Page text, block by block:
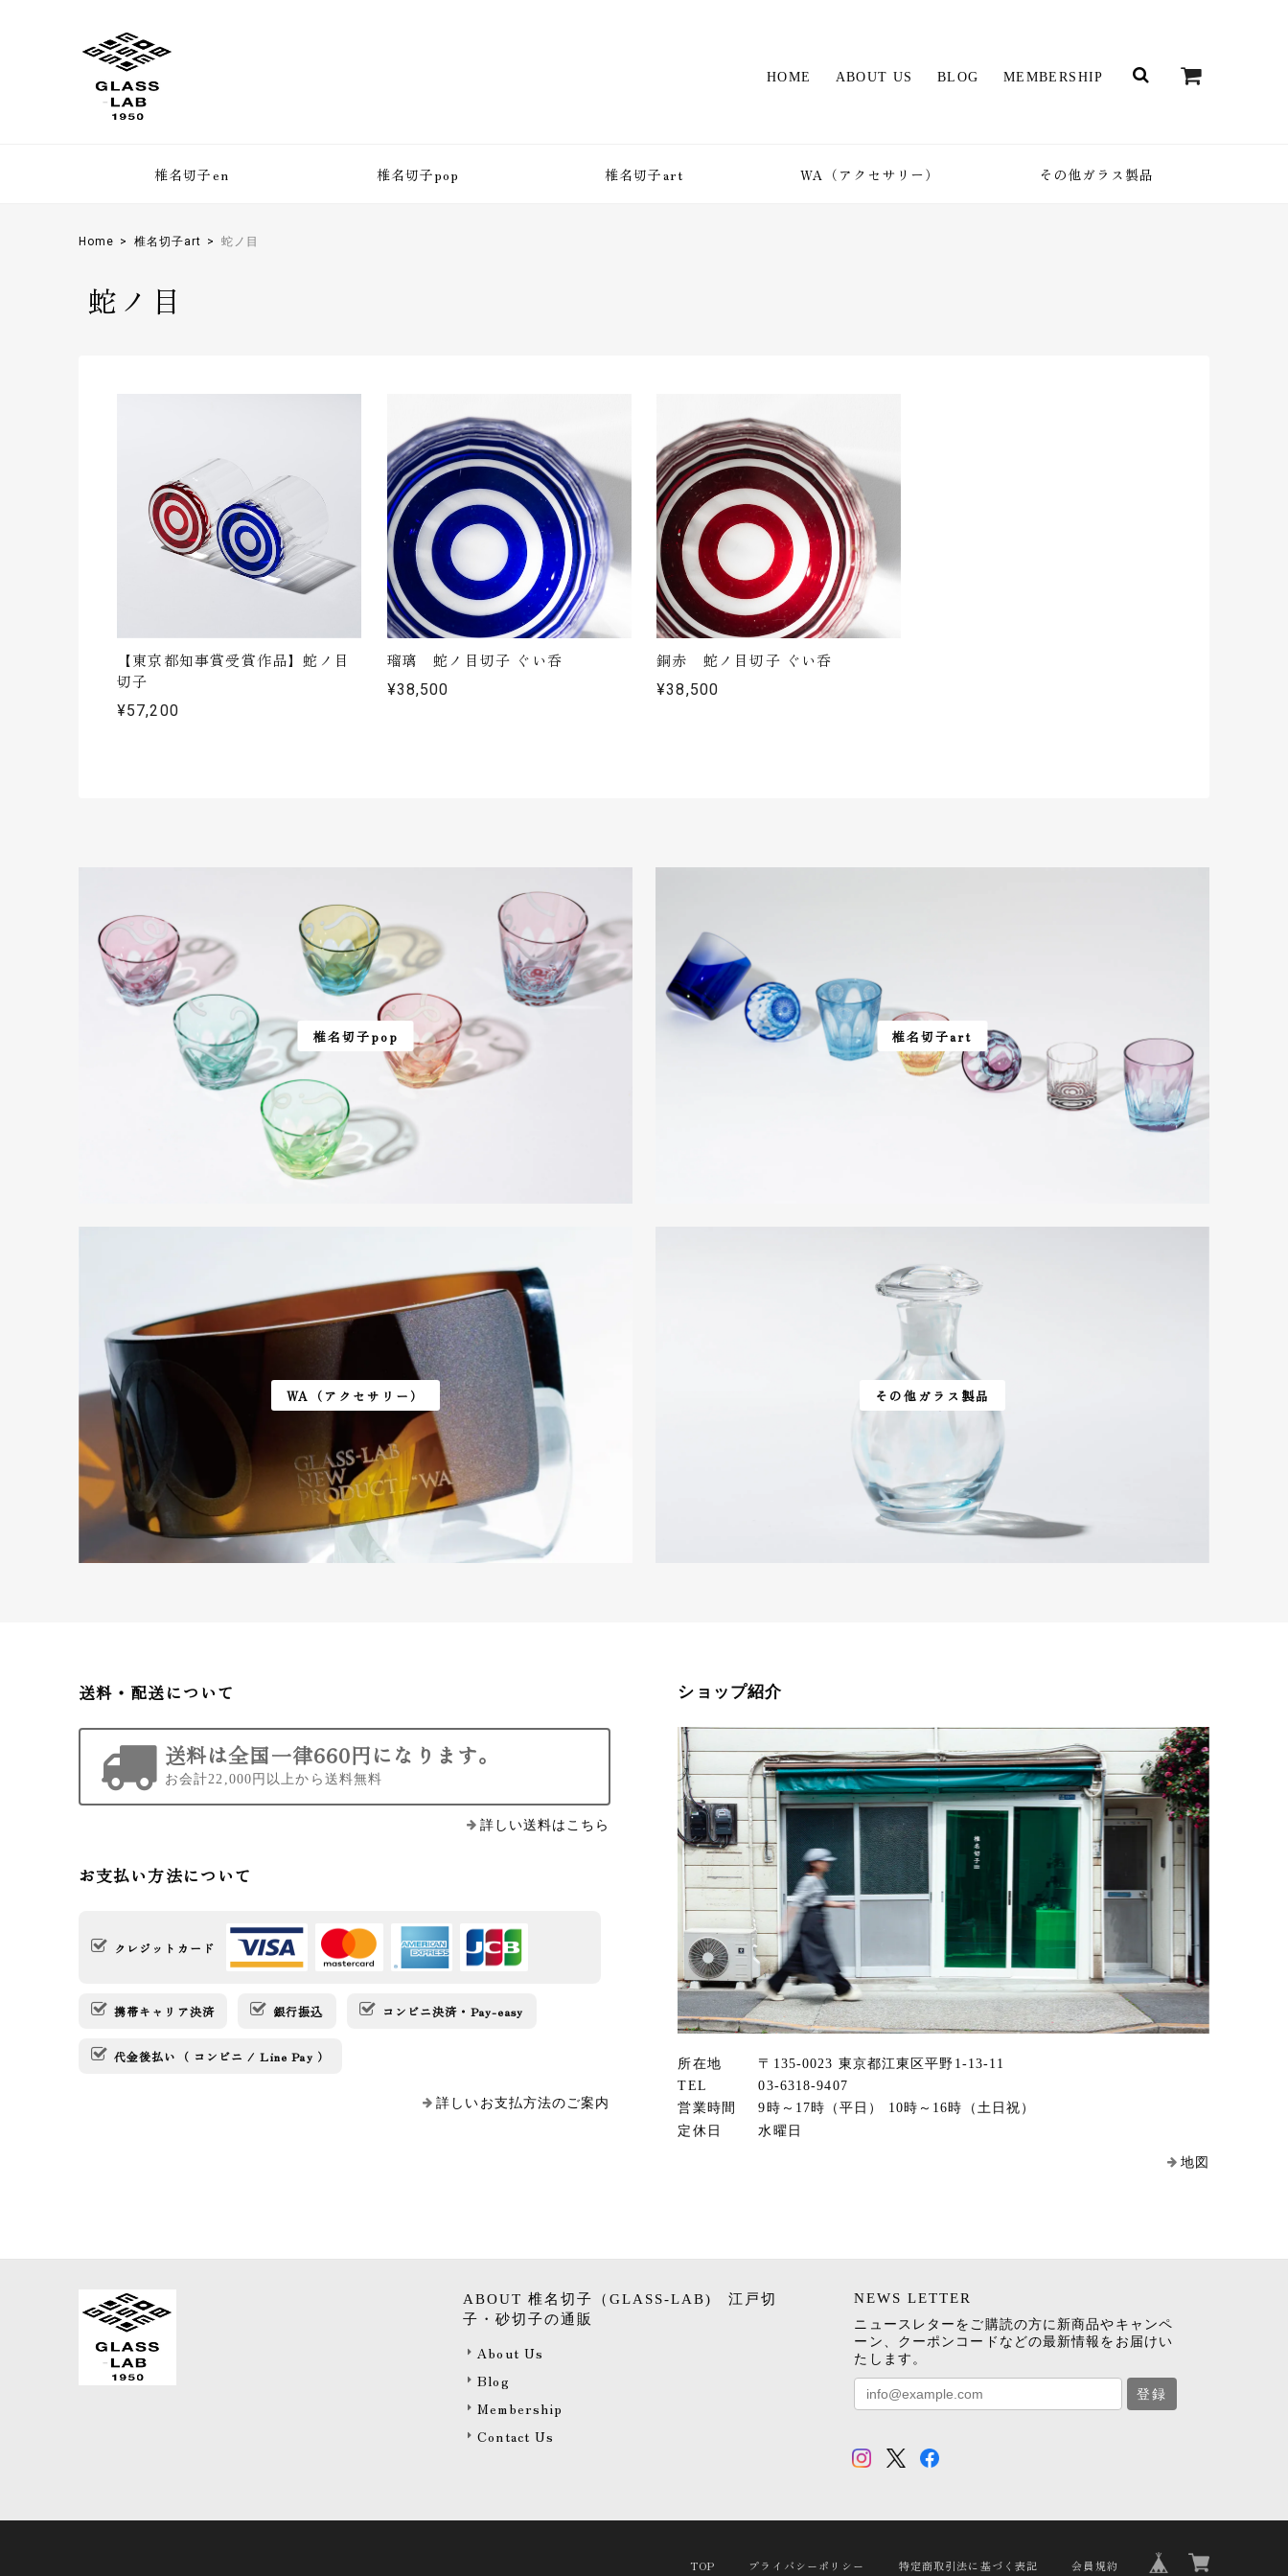
HOME ABOUT US BLOG MEMBERSHIP
椎名切子en 椎名切子pop 椎名切子art WA（アクセサリー） その他ガラス製品
Home 椎名切子art 蛇ノ目
蛇ノ目
【東京都知事賞受賞作品】蛇ノ目
切子
¥57,200
瑠璃 蛇ノ目切子 ぐい呑
¥38,500
銅赤 蛇ノ目切子 ぐい呑
¥38,500
椎名切子pop 椎名切子art
WA（アクセサリー） その他ガラス製品
送料・配送について
送料は全国一律660円になります。
お会計22,000円以上から送料無料
詳しい送料はこちら
お支払い方法について
クレジットカード
携帯キャリア決済 銀行振込 コンビニ決済・Pay-easy
代金後払い（ コンビニ / Line Pay ）
詳しいお支払方法のご案内
ショップ紹介
所在地
〒135-0023 東京都江東区平野1-13-11
TEL
03-6318-9407
営業時間
9時～17時（平日） 10時～16時（土日祝）
定休日
水曜日
地図
ABOUT 椎名切子（GLASS-LAB) 江戸切
子・砂切子の通販
About Us
Blog
Membership
Contact Us
NEWS LETTER
ニュースレターをご購読の方に新商品やキャンペ
ーン、クーポンコードなどの最新情報をお届けい
たします。
登録
TOP プライバシーポリシー 特定商取引法に基づく表記 会員規約